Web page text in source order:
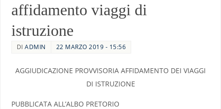
affidamento viaggi di
istruzione
DIADMIN 22 MARZO 2019 - 15:56
AGGIUDICAZIONE PROVVISORIA AFFIDAMENTO DEI VIAGGI
DI ISTRUZIONE
PUBBLICATA ALL’ALBO PRETORIO